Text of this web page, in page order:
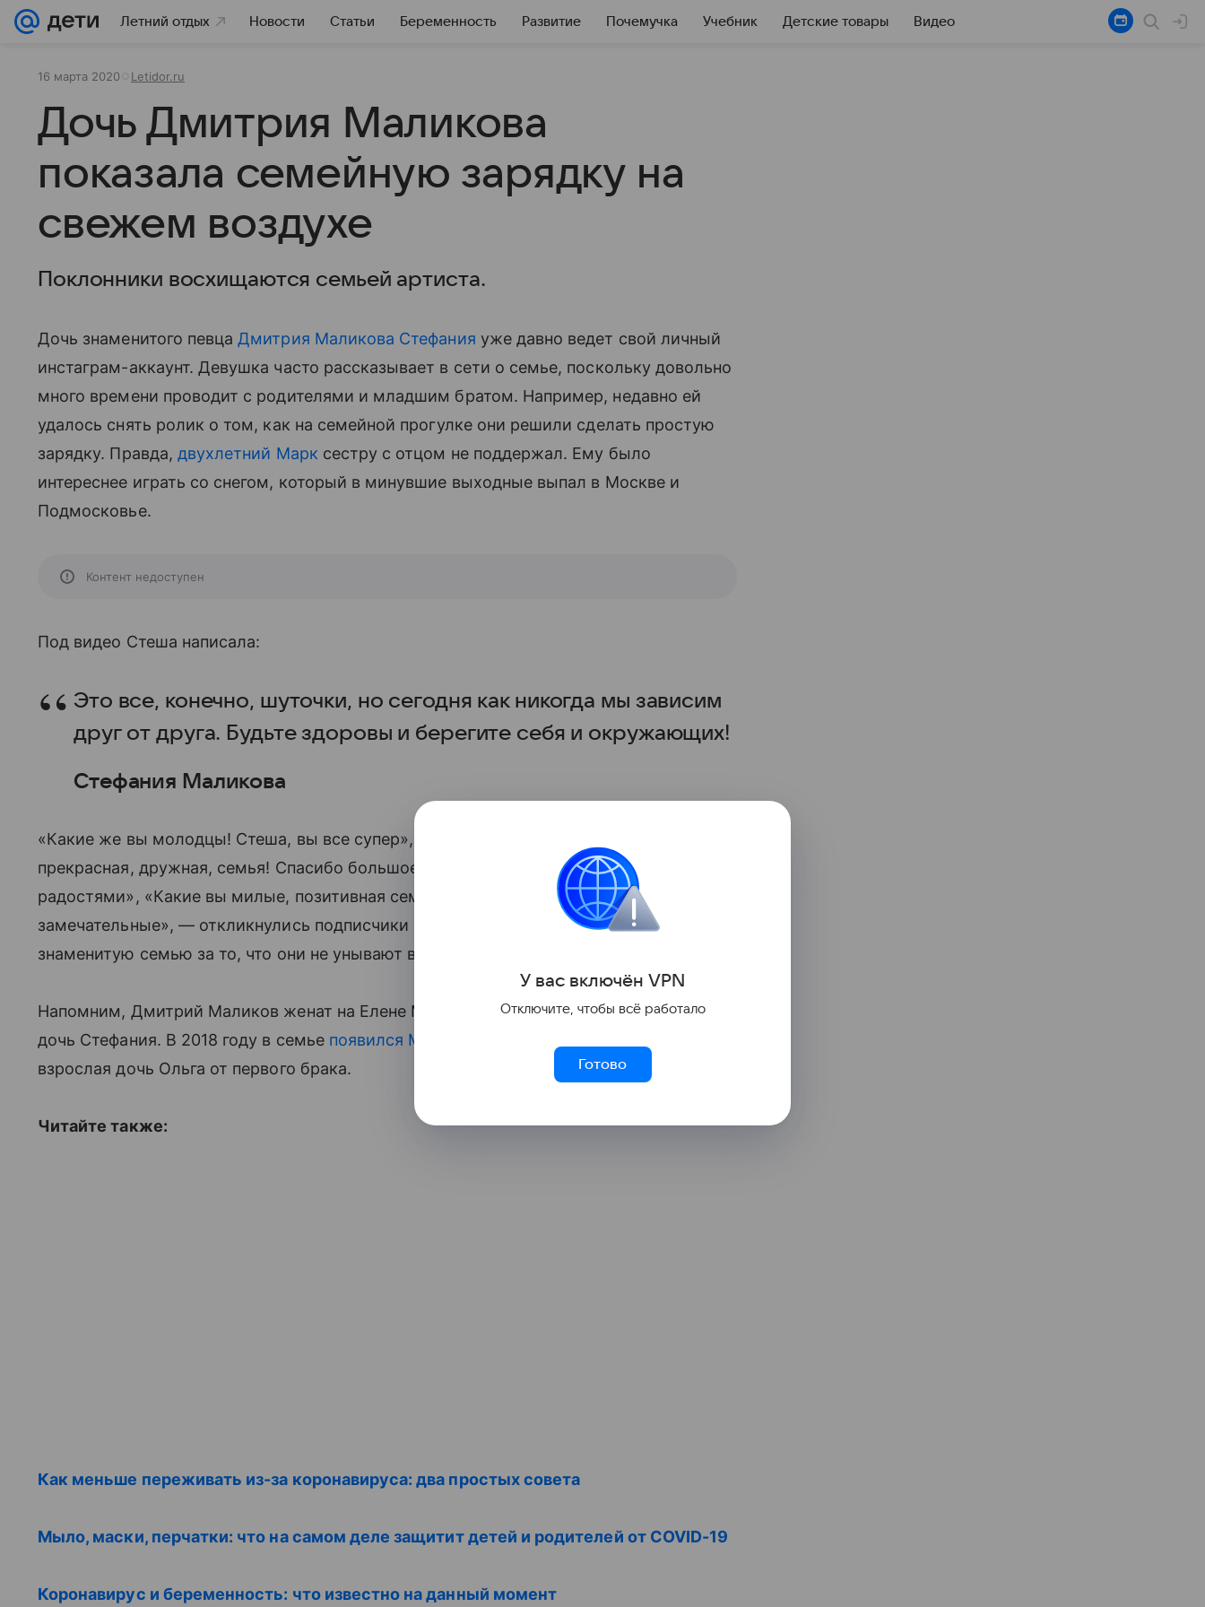
Летний отдых Новости Статьи Беременность Развитие Почемучка Учебник Детские товары Видео
16 марта 2020 Letidor.ru
Дочь Дмитрия Маликова
показала семейную зарядку на
свежем воздухе
Поклонники восхищаются семьей артиста.
Дочь знаменитого певцаДмитрия Маликова Стефания уже давно ведет свой личный
инстаграм-аккаунт. Девушка часто рассказывает в сети о семье, поскольку довольно
много времени проводит с родителями и младшим братом. Например, недавно ей
удалось снять ролик о том, как на семейной прогулке они решили сделать простую
зарядку. Правда, двухлетний Марк сестру с отцом не поддержал. Ему было
интереснее играть со снегом, который в минувшие выходные выпал в Москве и
Подмосковье.
Контент недоступен
Под видео Стеша написала:
Это все, конечно, шуточки, но сегодня как никогда мы зависим
друг от друга. Будьте здоровы и берегите себя и окружающих!
Стефания Маликова
«Какие же вы молодцы! Стеша, вы все супер», «Много раз не устаю повторять, вы
прекрасная, дружная, семья! Спасибо большое за видео, что делитесь вашими
радостями», «Какие вы милые, позитивная семья», «Всем здоровья. Какие вы
замечательные», — откликнулись подписчики в комментариях. Они похвалили
знаменитую семью за то, что они не унывают в такой непростой для всех период.
Напомним, Дмитрий Маликов женат на Елене Маликовой. В 2000 годуродиласьих
дочь Стефания. В 2018 году в семье появился Марк
взрослая дочь Ольга от первого брака.
Читайте также:
Как меньше переживать из-за коронавируса: два простых совета
Мыло, маски, перчатки: что на самом деле защитит детей и родителей от COVID-19
Коронавирус и беременность: что известно на данный момент
У вас включён VPN
Отключите, чтобы всё работало
Готово